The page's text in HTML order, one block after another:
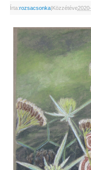
Írta:rozsacsonka|Közzétéve